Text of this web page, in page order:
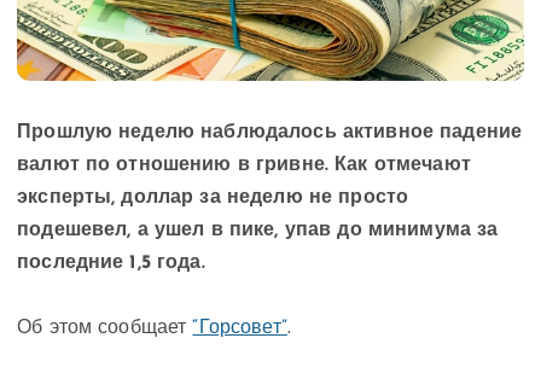
Прошлую неделю наблюдалось активное падение
валют по отношению в гривне. Как отмечают
эксперты, доллар за неделю не просто
подешевел, а ушел в пике, упав до минимума за
последние 1,5 года.
Об этом сообщает“Горсовет”.